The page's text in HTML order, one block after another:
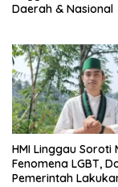
Daerah & Nasional
HMI Linggau Soroti
Fenomena LGBT,
Pemerintah